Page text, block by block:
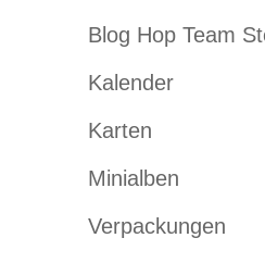
Blog Hop Team
Kalender
Karten
Minialben
Verpackungen